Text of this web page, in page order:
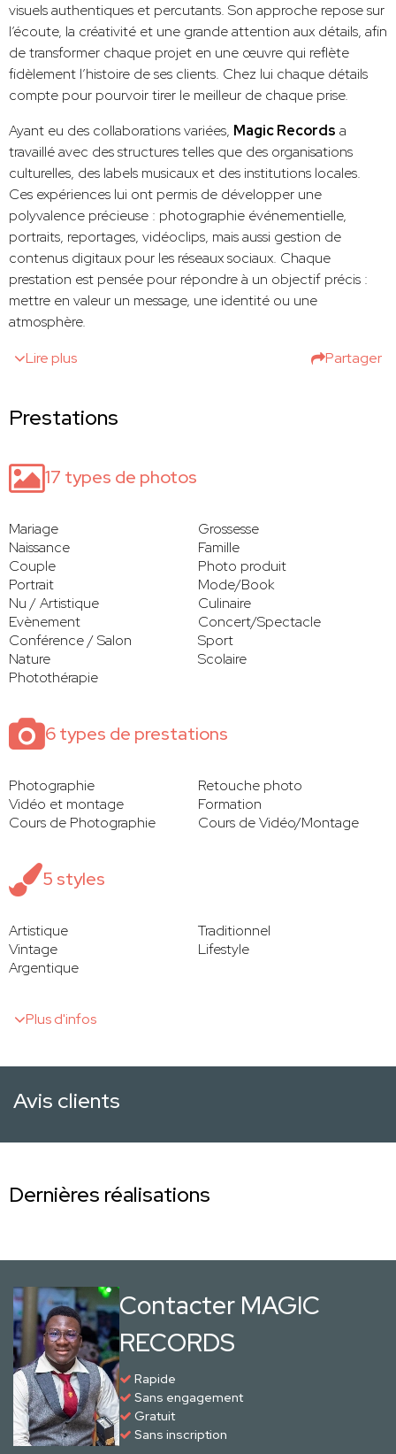
visuels authentiques et percutants. Son approche repose sur
l’écoute, la créativité et une grande attention aux détails, afin
de transformer chaque projet en une œuvre qui reflète
fidèlement l’histoire de ses clients. Chez lui chaque détails
compte pour pourvoir tirer le meilleur de chaque prise.
Ayant eu des collaborations variées, Magic Records a
travaillé avec des structures telles que des organisations
culturelles, des labels musicaux et des institutions locales.
Ces expériences lui ont permis de développer une
polyvalence précieuse : photographie événementielle,
portraits, reportages, vidéoclips, mais aussi gestion de
contenus digitaux pour les réseaux sociaux. Chaque
prestation est pensée pour répondre à un objectif précis :
mettre en valeur un message, une identité ou une
atmosphère.
Lire plus
Partager
Prestations
17 types de photos
Mariage
Grossesse
Naissance
Famille
Couple
Photo produit
Portrait
Mode/Book
Nu / Artistique
Culinaire
Evènement
Concert/Spectacle
Conférence / Salon
Sport
Nature
Scolaire
Photothérapie
6 types de prestations
Photographie
Retouche photo
Vidéo et montage
Formation
Cours de Photographie
Cours de Vidéo/Montage
5 styles
Artistique
Traditionnel
Vintage
Lifestyle
Argentique
Plus d'infos
Avis clients
Dernières réalisations
Contacter MAGIC
RECORDS
Rapide
Sans engagement
Gratuit
Sans inscription